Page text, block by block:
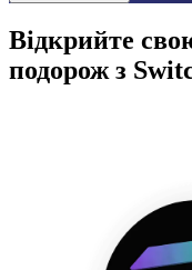
Відкрийте
подорож з